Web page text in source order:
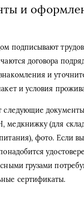
и
подписывают
договора
и
и условия
следующие
(для
фото. Если
грузами
сертификаты.